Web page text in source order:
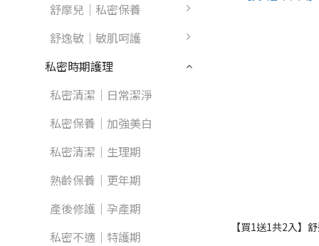
舒摩兒｜私密保養
舒逸敏｜敏肌呵護
私密時期護理
私密清潔｜日常潔淨
私密保養｜加強美白
私密清潔｜生理期
熟齡保養｜更年期
產後修護｜孕產期
私密不適｜特護期
【買1送1共2入】